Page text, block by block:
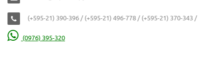
(+595-21) 390-396 / (+595-21) 496-778 / (+595-21) 370-343 /
(0976) 395-320